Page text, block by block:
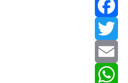
a
c
T
wE